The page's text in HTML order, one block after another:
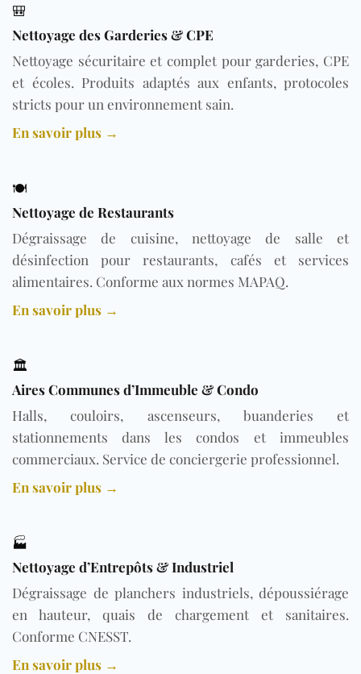
🎒
Nettoyage des Garderies & CPE
Nettoyage sécuritaire et complet pour garderies, CPE
et écoles. Produits adaptés aux enfants, protocoles
stricts pour un environnement sain.
En savoir plus →
🍽️
Nettoyage de Restaurants
Dégraissage de cuisine, nettoyage de salle et
désinfection pour restaurants, cafés et services
alimentaires. Conforme aux normes MAPAQ.
En savoir plus →
🏛️
Aires Communes d’Immeuble & Condo
Halls, couloirs, ascenseurs, buanderies et
stationnements dans les condos et immeubles
commerciaux. Service de conciergerie professionnel.
En savoir plus →
🏭
Nettoyage d’Entrepôts & Industriel
Dégraissage de planchers industriels, dépoussiérage
en hauteur, quais de chargement et sanitaires.
Conforme CNESST.
En savoir plus →